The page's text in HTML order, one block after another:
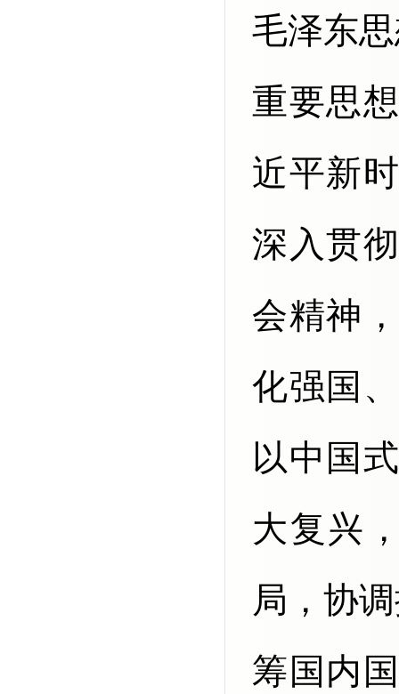
毛泽东
重要思
近平新
深入贯
会精神
化强国
以中国
大复兴
局，协
筹国内